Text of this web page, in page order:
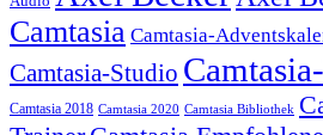
Camtasia Camtasia-
Camtasia-Studio
Camtasia 2018 Camtasia 2020 Camtasia Bibliothek